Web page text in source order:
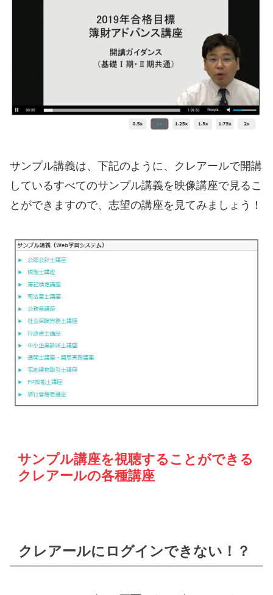
サンプル講義は、下記のように、クレアールで開講
しているすべてのサンプル講義を映像講座で見るこ
とができますので、志望の講座を見てみましょう！
サンプル講座を視聴することができる
クレアールの各種講座
クレアールにログインできない！？